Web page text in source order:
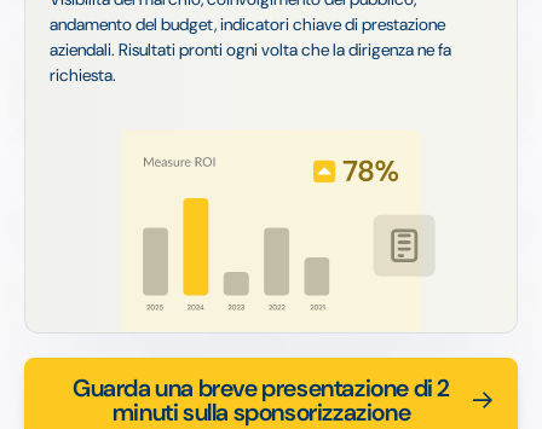
andamento del budget, indicatori chiave di prestazione
aziendali. Risultati pronti ogni volta che la dirigenza ne fa
richiesta.
Guarda una breve presentazione di 2
minuti sulla sponsorizzazione